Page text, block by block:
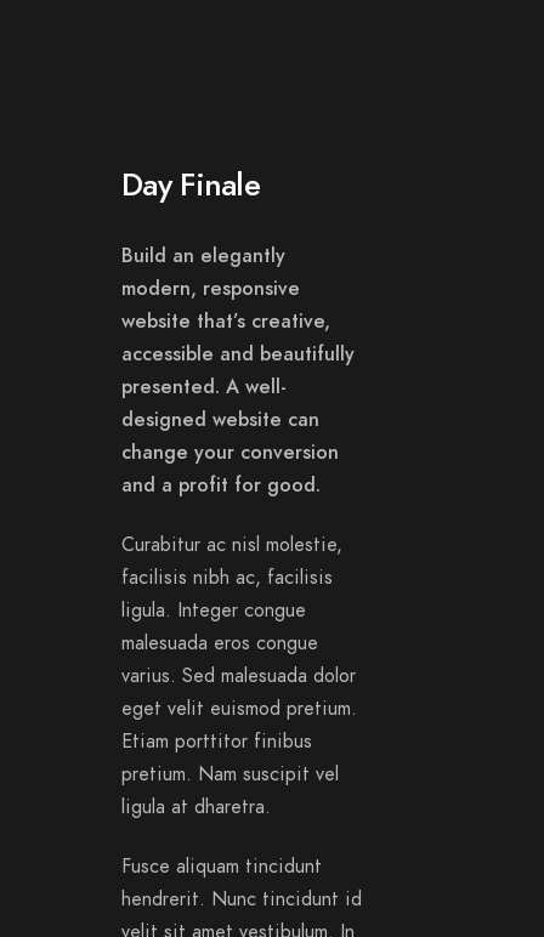
Day Finale
Build an elegantly
modern, responsive
website that’s creative,
accessible and beautifully
presented. A well-
designed website can
change your conversion
and a profit for good.
Curabitur ac nisl molestie,
facilisis nibh ac, facilisis
ligula. Integer congue
malesuada eros congue
varius. Sed malesuada dolor
eget velit euismod pretium.
Etiam porttitor finibus
pretium. Nam suscipit vel
ligula at dharetra.
Fusce aliquam tincidunt
hendrerit. Nunc tincidunt id